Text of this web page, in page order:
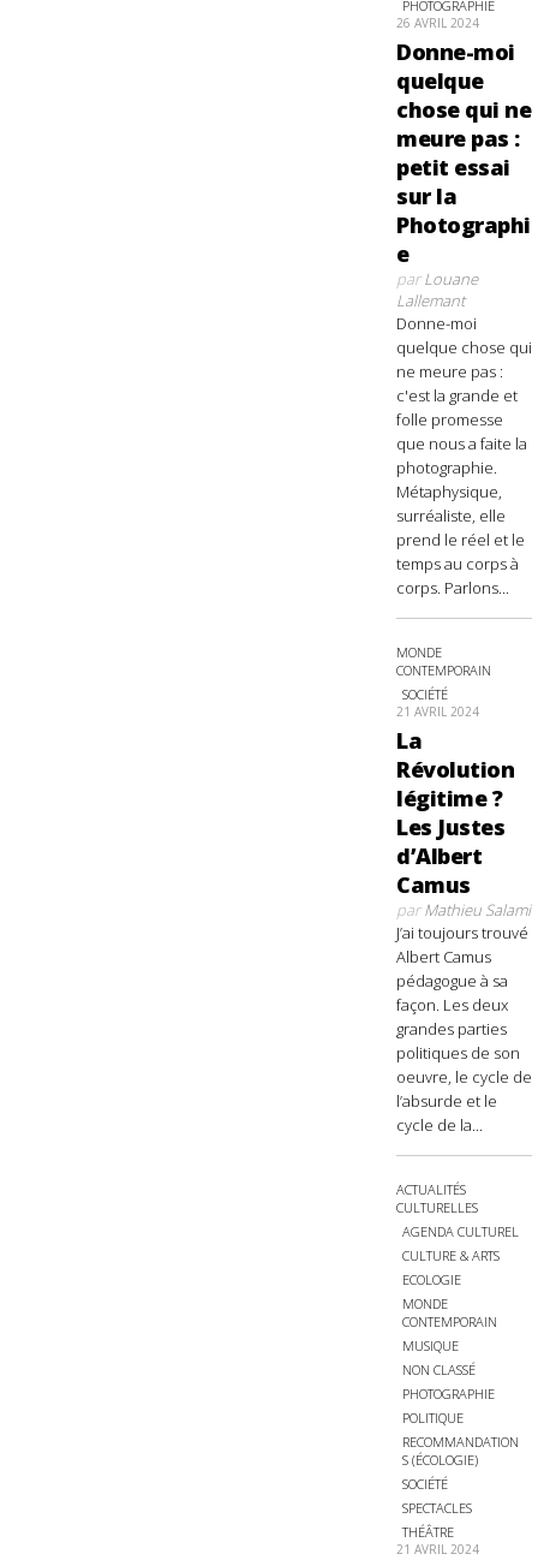
PHOTOGRAPHIE
26 AVRIL 2024
Donne-moi
quelque
chose qui ne
meure pas :
petit essai
sur la
Photographi
e
parLouane
Lallemant
Donne-moi
quelque chose qui
ne meure pas :
c'est la grande et
folle promesse
que nous a faite la
photographie.
Métaphysique,
surréaliste, elle
prend le réel et le
temps au corps à
corps. Parlons...
MONDE
CONTEMPORAIN
SOCIÉTÉ
21 AVRIL 2024
La
Révolution
légitime ?
Les Justes
d’Albert
Camus
parMathieu Salami
J’ai toujours trouvé
Albert Camus
pédagogue à sa
façon. Les deux
grandes parties
politiques de son
oeuvre, le cycle de
l’absurde et le
cycle de la...
ACTUALITÉS
CULTURELLES
AGENDA CULTUREL
CULTURE & ARTS
ECOLOGIE
MONDE
CONTEMPORAIN
MUSIQUE
NON CLASSÉ
PHOTOGRAPHIE
POLITIQUE
RECOMMANDATION
S (ÉCOLOGIE)
SOCIÉTÉ
SPECTACLES
THÉÂTRE
21 AVRIL 2024